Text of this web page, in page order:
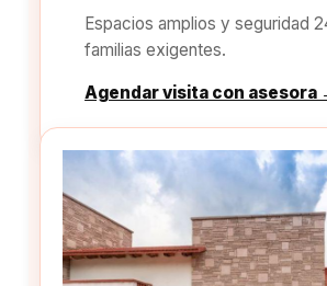
Espacios amplios y seguridad
familias exigentes.
Agendar visita con asesora